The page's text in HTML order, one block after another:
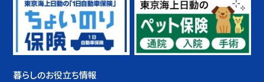
暮らしのお役立ち情報